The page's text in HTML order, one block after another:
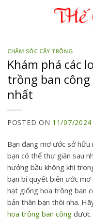
CHĂM SÓC CÂY TRỒNG
Khám phá các
trồng ban
nhất
POSTED ON 11/07/2024
Bạn đang mơ ước sở
bạn có thể thư giãn sau
hưởng bầu không khí
bạn bí quyết biến ước
hạt giống hoa trồng ban
bản thân bạn thôi nha.
hoa trồng ban công được